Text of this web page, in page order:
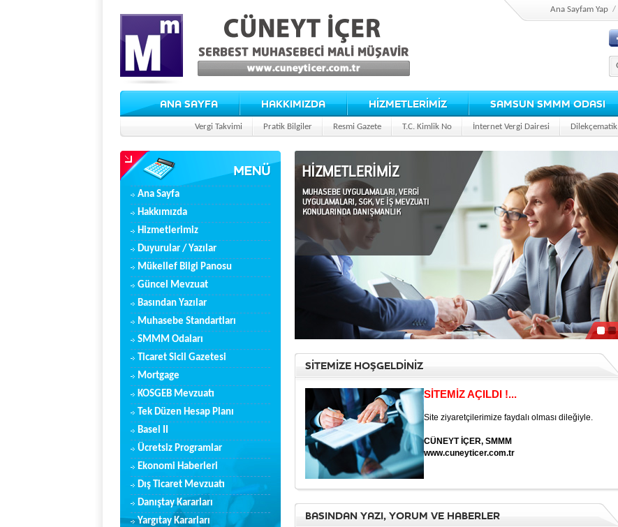
Ana Sayfam Yap /
ANA SAYFA HAKKIMIZDA HİZMETLERİMİZ SAMSUN SMMM ODASI
Vergi Takvimi Pratik Bilgiler Resmi Gazete T.C. Kimlik No İnternet Vergi Dairesi Dilekçematik
Ana Sayfa
Hakkımızda
Hizmetlerimiz
Duyurular / Yazılar
Mükellef Bilgi Panosu
Güncel Mevzuat
Basından Yazılar
Muhasebe Standartları
SMMM Odaları
Ticaret Sicil Gazetesi
Mortgage
KOSGEB Mevzuatı
Tek Düzen Hesap Planı
Basel II
Ücretsiz Programlar
Ekonomi Haberleri
Dış Ticaret Mevzuatı
Danıştay Kararları
Yargıtay Kararları
SİTEMİZE HOŞGELDİNİZ
SİTEMİZ AÇILDI !...
Site ziyaretçilerimize faydalı olması dileğiyle.
CÜNEYT İÇER, SMMM
www.cuneyticer.com.tr
BASINDAN YAZI, YORUM VE HABERLER